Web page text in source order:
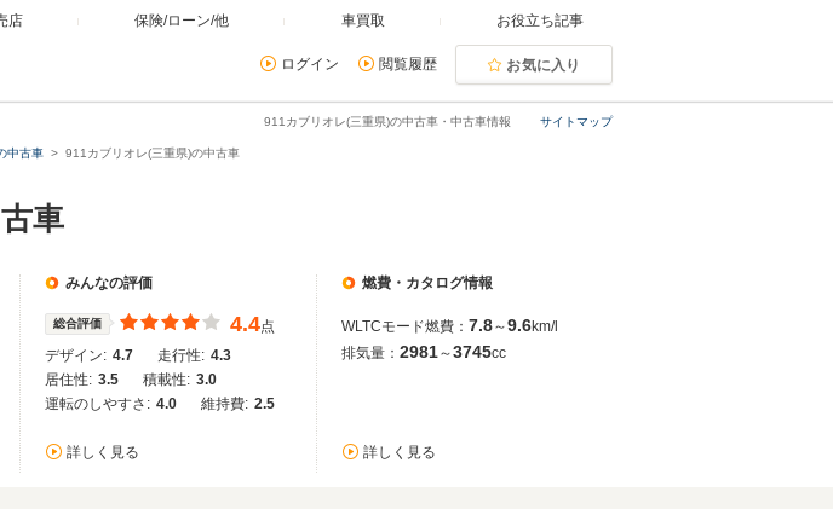
店 保険/ローン/他 車買取 お役立ち記事
ログイン 閲覧履歴 お気に入り
サイトマップ
911カブリオレ(三重県)の中古車・中古車情報
中古車 911カブリオレ(三重県)の中古車
車
みんなの評価
総合評価 4.4点
デザイン: 4.7 走行性: 4.3
居住性: 3.5 積載性: 3.0
運転のしやすさ: 4.0 維持費: 2.5
詳しく見る
燃費・カタログ情報
WLTCモード燃費： 7.8～9.6km/l
排気量： 2981～3745cc
詳しく見る